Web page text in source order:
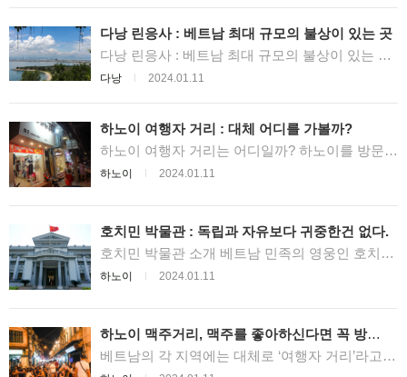
명하도록 하겠습니다. 1 미케비치에 관하여 1.1 미
케비치는 어디에? 1.2 미케비치 방문 방법 2 미케
비치 관광 팁 미케비치는 어디에? 다낭에는 해변
이 정말 많습니다. 정말 긴 해안선을 따라 쭉 해변
이 이어져 있기때문에, 어디가 어디인지 구분하기
도 어렵습니다. 지난번에 작성한 다낭 해변 : 다낭
Xuan Thieu, Tien Sa, Mk Khe, Bac My An, Non
Nuoc 등의 7개의 아름다운 ...
과 리조트, 11개의 레스토랑 및 스파, 다양한 어트
랙션 등의 시설이 갖춰져 있으며, 특별한 이벤트나
공연이 시간대별로 열리기때문에 바니힐을 방문
객에게 특별한 경험을 선사하는데요, 바나힐은 과
베트남의 날씨를 피하고자 프랑스의 휴양지로써
에, 베트남의 무더위를 피하기에 제격인데요, 도심
에서 택시로 약 40분 정도 떨어진 외곽에 위치해
있어 택시나 투어를 이용해 방문할 수 있습니다.
특히 주말은 현지 주민들로 매우 붐비기 때문에 가
한 테마 파크 2 다낭 바나힐의 볼거리 2.1 바나힐
의 케이블카 2.1.1 수오이 모 – 바나 – 데바이 -...
다낭 린응사 : 베트남 최대 규모의 불상이 있는 곳
다낭 린응사 : 베트남 최대 규모의 불상이 있는 곳
도에 위치한 린응사(혹은 Lady Buddha)는 한 강
불어 다낭의 랜드마크 구실을 합니다. 이 사찰에는
높이가 무려 67m로 베트남에서 가장 큰 불상(관음
상, Lady Buddha로도 불립니다.)이 있으며 꽤 떨
어진 다낭의 해변에서도 보일 정도로 큰 규모를 자
천수 관음상 등 볼거리가 있습니다. 이 관음상은
내부에도 들어갈 수 있는데요, 꼭 신발을 벗고 입
장하셔야 됩니다. 린응사는 관음상 이외에도 다낭
의 절경을 한눈에 내려다볼 수 있는 아주 좋은 전
부정보 이름(베트남어),Chùa Linh Ứng 이름(영
어),Lady Bu...
다낭 2024.01.11
하노이 여행자 거리 : 대체 어디를 가볼까?
하노이 여행자 거리는 어디일까? 하노이를 방문하
여행자 거리는 하노이 명물인 호안끼엠 호수 + 구
면 한 두개의 길 정도로 생각하시는 분이 많으신데
요, 하노이의 여행자 거리는 사실 거리라기보다는
지역으로 구분하는게 더 다탕합니다. 그 만큼 매우
넓고, 수 많은 길이 있기 때문입니다. 대략 아래의
시장까지의 사이사이의 크고 작은 길 모두가 여행
자 거리에서 어디를 가볼까? 수 많은 크고 작은 길
이 있는 만큼, 하노이의 여행자 거리를 전부 둘러
보기는 상당히 힘듭니다. 그래서 이번에는 대표적
인 하노이의 여행자 거리를 설명하겠습니다. 1. 쇼
하노이 2024.01.11
호치민 박물관 : 독립과 자유보다 귀중한건 없다.
호치민 박물관 소개 베트남 민족의 영웅인 호치민
유년기부터 영웅으로 발돋음 하기 까지, 그리고 임
다. 박물관의 이름이 ‘호치민 박물관’ 이며, 하노이
에 위치하고 있습니다. 베트남에서 가장 발전된 도
시인 호치민 시에 위치한 전쟁 박물관과는 다른 점
을 미리 알아두시길 바랍니다. 이 박물관은 호치민
하노이 2024.01.11
하노이 맥주거리, 맥주를 좋아하신다면 꼭 방문
해보세요!
베트남의 각 지역에는 대체로 ‘여행자 거리’라고